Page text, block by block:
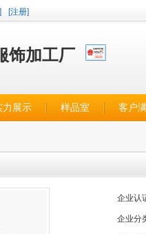
[注册]
饰加工厂
力展示 样品室 客户
企业认
企业分